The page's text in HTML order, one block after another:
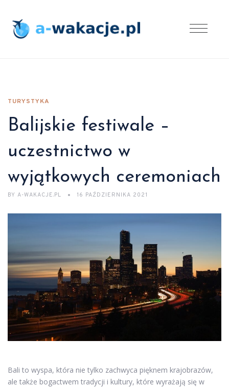
TURYSTYKA
Balijskie festiwale –
uczestnictwo w
wyjątkowych ceremoniach
BY A-WAKACJE.PL 16 PAŹDZIERNIKA 2021
Bali to wyspa, która nie tylko zachwyca pięknem krajobrazów,
ale także bogactwem tradycji i kultury, które wyrażają się w